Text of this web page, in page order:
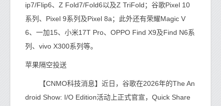
ip7/Flip6、Z Fold7/Fold6以及Z TriFold；谷歌Pixel 10
系列、Pixel 9系列及Pixel 8a；此外还有荣耀Magic V
6、一加15、小米17T Pro、OPPO Find X9及Find N6系
列、vivo X300系列等。
苹果隔空投送
【CNMO科技消息】近日，谷歌在2026年的The An
droid Show: I/O Edition活动上正式官宣，Quick Share